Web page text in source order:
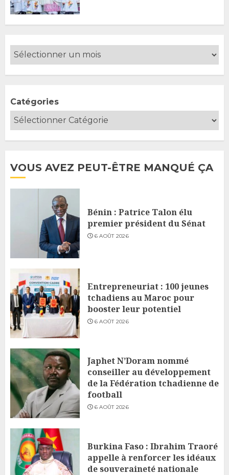
Catégories
VOUS AVEZ PEUT-ÊTRE MANQUÉ ÇA
Bénin : Patrice Talon élu
premier président du Sénat
6 AOÛT 2026
Entrepreneuriat : 100 jeunes
tchadiens au Maroc pour
booster leur potentiel
6 AOÛT 2026
Japhet N’Doram nommé
conseiller au développement
de la Fédération tchadienne de
football
6 AOÛT 2026
Burkina Faso : Ibrahim Traoré
appelle à renforcer les idéaux
de souveraineté nationale